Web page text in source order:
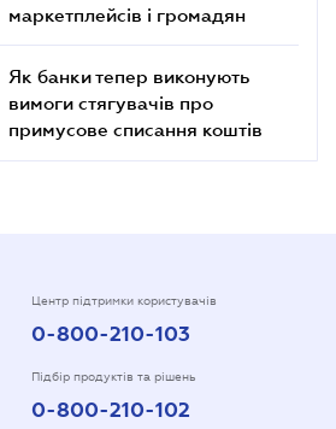
маркетплейсів і громадян
Як банки тепер виконують
вимоги стягувачів про
примусове списання коштів
Центр підтримки користувачів
0-800-210-103
Підбір продуктів та рішень
0-800-210-102